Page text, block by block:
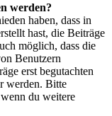
werden?
haben, dass in
hast, die Beiträge
möglich, dass die
Benutzern
erst begutachten
werden. Bitte
du weitere